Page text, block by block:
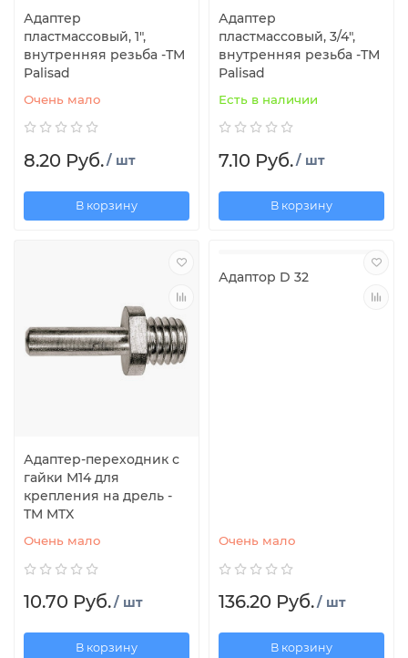
Адаптер
пластмассовый, 1",
внутренняя резьба -ТМ
Palisad
Очень мало
8.20 Руб./ шт
В корзину
Адаптер
пластмассовый, 3/4",
внутренняя резьба -ТМ
Palisad
Есть в наличии
7.10 Руб./ шт
В корзину
Адаптер-переходник с
гайки М14 для
крепления на дрель -
TM MTX
Очень мало
10.70 Руб./ шт
В корзину
Адаптор D 32
Очень мало
136.20 Руб./ шт
В корзину